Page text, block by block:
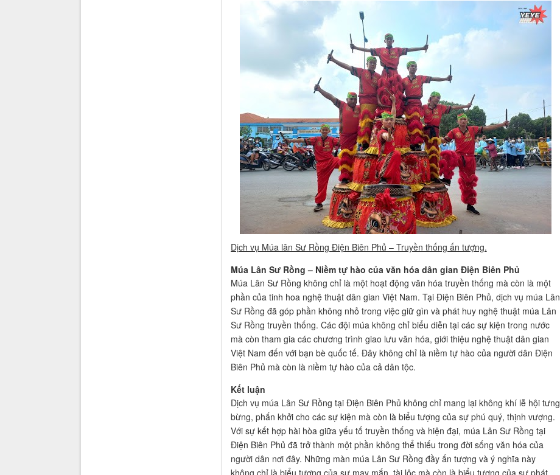
Dịch vụ Múa lân Sư Rồng Điện Biên Phủ – Truyền thống ấn tượng.
Múa Lân Sư Rồng – Niềm tự hào của văn hóa dân gian Điện Biên Phủ
Múa Lân Sư Rồng không chỉ là một hoạt động văn hóa truyền thống mà còn là một
phần của tinh hoa nghệ thuật dân gian Việt Nam. Tại Điện Biên Phủ, dịch vụ múa Lân
Sư Rồng đã góp phần không nhỏ trong việc giữ gìn và phát huy nghệ thuật múa Lân
Sư Rồng truyền thống. Các đội múa không chỉ biểu diễn tại các sự kiện trong nước
mà còn tham gia các chương trình giao lưu văn hóa, giới thiệu nghệ thuật dân gian
Việt Nam đến với bạn bè quốc tế. Đây không chỉ là niềm tự hào của người dân Điện
Biên Phủ mà còn là niềm tự hào của cả dân tộc.
Kết luận
Dịch vụ múa Lân Sư Rồng tại Điện Biên Phủ không chỉ mang lại không khí lễ hội tưng
bừng, phấn khởi cho các sự kiện mà còn là biểu tượng của sự phú quý, thịnh vượng.
Với sự kết hợp hài hòa giữa yếu tố truyền thống và hiện đại, múa Lân Sư Rồng tại
Điện Biên Phủ đã trở thành một phần không thể thiếu trong đời sống văn hóa của
người dân nơi đây. Những màn múa Lân Sư Rồng đầy ấn tượng và ý nghĩa này
không chỉ là biểu tượng của sự may mắn, tài lộc mà còn là biểu tượng của sự phát